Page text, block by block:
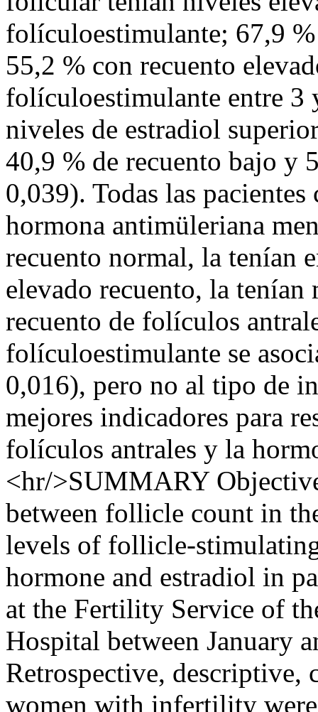
folículoestimulante; 67,9
55,2 % con recuento
folículoestimulante entre
niveles de estradiol
40,9 % de recuento bajo y
0,039). Todas las
hormona antimüleriana
recuento normal, la tenían
elevado recuento, la
recuento de folículos
folículoestimulante se
0,016), pero no al tipo de
mejores indicadores para
folículos antrales y la
<hr/>SUMMARY
between follicle count in
levels of follicle-
hormone and estradiol in
at the Fertility Service of
Hospital between January
Retrospective,
women with infertility